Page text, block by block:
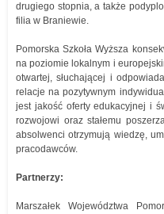
drugiego stopnia, a także
filia w Braniewie.
Pomorska Szkoła Wyższa
na poziomie lokalnym i
otwartej, słuchającej i
relacje na pozytywnym
jest jakość oferty edukacyjnej i
rozwojowi oraz stałemu
absolwenci otrzymują wiedzę,
pracodawców.
Partnerzy:
Marszałek Województwa